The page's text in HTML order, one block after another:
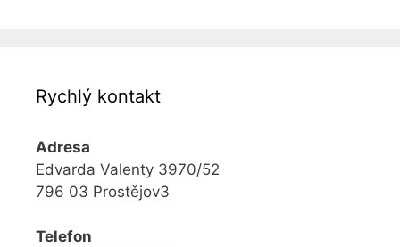
Rychlý kontakt
Adresa
Edvarda Valenty 3970/52
796 03 Prostějov3
Telefon